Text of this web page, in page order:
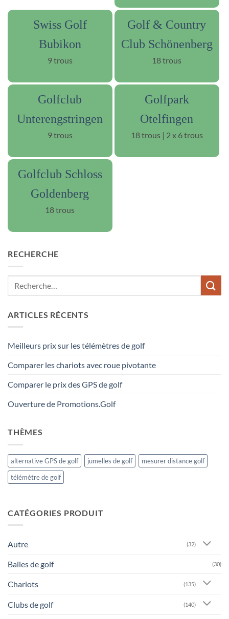
Swiss Golf
Bubikon
9 trous
Golf & Country
Club Schönenberg
18 trous
Golfclub
Unterengstringen
9 trous
Golfpark
Otelfingen
18 trous | 2 x 6 trous
Golfclub Schloss
Goldenberg
18 trous
RECHERCHE
ARTICLES RÉCENTS
Meilleurs prix sur les télémètres de golf
Comparer les chariots avec roue pivotante
Comparer le prix des GPS de golf
Ouverture de Promotions.Golf
THÈMES
alternative GPS de golf jumelles de golf
mesurer distance golf
télémètre de golf
CATÉGORIES PRODUIT
Autre (32)
Balles de golf (30)
Chariots (135)
Clubs de golf (140)